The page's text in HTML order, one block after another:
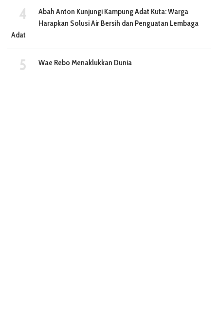
Abah Anton Kunjungi Kampung Adat Kuta: Warga
Harapkan Solusi Air Bersih dan Penguatan Lembaga
Adat
Wae Rebo Menaklukkan Dunia